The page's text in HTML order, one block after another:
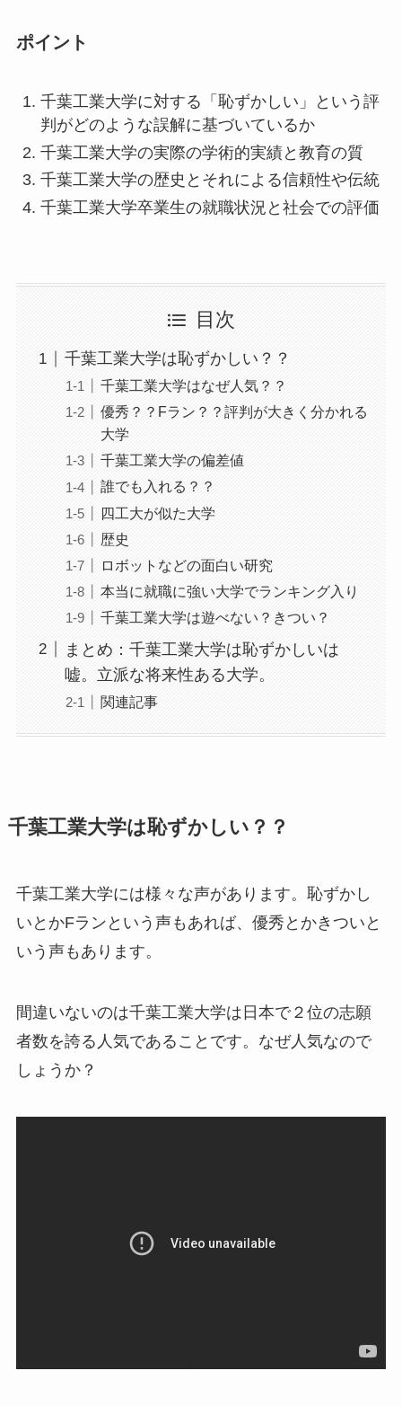
ポイント
千葉工業大学に対する「恥ずかしい」という評
判がどのような誤解に基づいているか
千葉工業大学の実際の学術的実績と教育の質
千葉工業大学の歴史とそれによる信頼性や伝統
千葉工業大学卒業生の就職状況と社会での評価
目次
千葉工業大学は恥ずかしい？？
千葉工業大学はなぜ人気？？
優秀？？Fラン？？評判が大きく分かれる
大学
千葉工業大学の偏差値
誰でも入れる？？
四工大が似た大学
歴史
ロボットなどの面白い研究
本当に就職に強い大学でランキング入り
千葉工業大学は遊べない？きつい？
まとめ：千葉工業大学は恥ずかしいは
嘘。立派な将来性ある大学。
関連記事
千葉工業大学は恥ずかしい？？
千葉工業大学には様々な声があります。恥ずかし
いとかFランという声もあれば、優秀とかきついと
いう声もあります。
間違いないのは千葉工業大学は日本で２位の志願
者数を誇る人気であることです。なぜ人気なので
しょうか？